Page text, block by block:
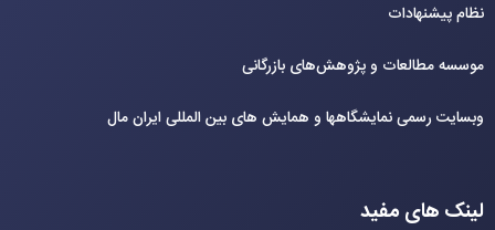
نظام پیشنهادات
موسسه مطالعات و پژوهش‌های بازرگانی
وبسایت رسمی نمایشگاهها و همایش های بین‌ المللی ایران مال
لینک های مفید